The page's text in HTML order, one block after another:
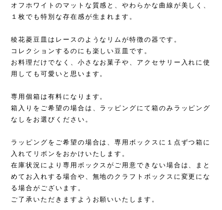
オフホワイトのマットな質感と、やわらかな曲線が美しく、
１枚でも特別な存在感が生まれます。
稜花菱豆皿はレースのようなリムが特徴の器です。
コレクションするのにも楽しい豆皿です。
お料理だけでなく、小さなお菓子や、アクセサリー入れに使
用しても可愛いと思います。
専用個箱は有料になります。
箱入りをご希望の場合は、ラッピングにて箱のみラッピング
なしをお選びください。
ラッピングをご希望の場合は、専用ボックスに１点ずつ箱に
入れてリボンをおかけいたします。
在庫状況により専用ボックスがご用意できない場合は、まと
めてお入れする場合や、無地のクラフトボックスに変更にな
る場合がございます。
ご了承いただきますようお願いいたします。